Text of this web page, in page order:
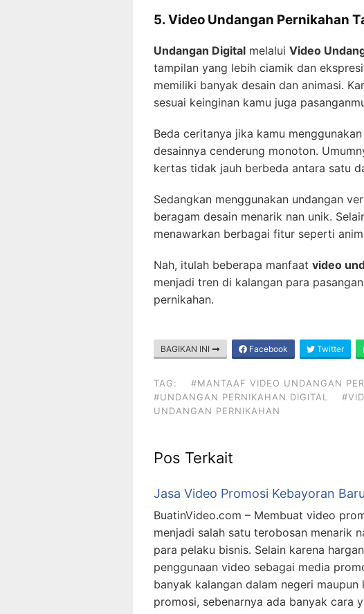
5. Video Undangan Pernikahan
Undangan Digital melalui Video
tampilan yang lebih ciamik dan
memiliki banyak desain dan animasi.
sesuai keinginan kamu juga
Beda ceritanya jika kamu
desainnya cenderung monoton.
kertas tidak jauh berbeda antara satu
Sedangkan menggunakan undangan
beragam desain menarik nan unik.
menawarkan berbagai fitur seperti
Nah, itulah beberapa manfaat video
menjadi tren di kalangan para
pernikahan.
BAGIKAN INI Facebook Twitter
TAG: #MANTAAF VIDEO UNDANGAN
#UNDANGAN PERNIKAHAN DIGITAL
UNDANGAN PERNIKAHAN
Pos Terkait
Jasa Video Promosi Kebayoran Baru
BuatinVideo.com – Membuat video
menjadi salah satu terobosan menarik
para pelaku bisnis. Selain karena
penggunaan video sebagai media
banyak kalangan dalam negeri
promosi, sebenarnya ada banyak cara